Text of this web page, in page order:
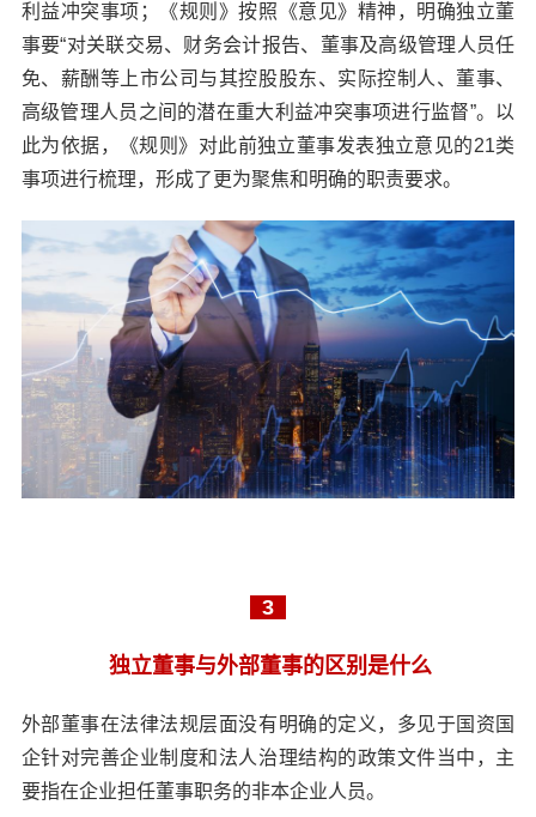
利益冲突事项；《规则》按照《意见》精神，明确独立董
事要“对关联交易、财务会计报告、董事及高级管理人员任
免、薪酬等上市公司与其控股股东、实际控制人、董事、
高级管理人员之间的潜在重大利益冲突事项进行监督”。以
此为依据，《规则》对此前独立董事发表独立意见的21类
事项进行梳理，形成了更为聚焦和明确的职责要求。
3
独立董事与外部董事的区别是什么
外部董事在法律法规层面没有明确的定义，多见于国资国
企针对完善企业制度和法人治理结构的政策文件当中，主
要指在企业担任董事职务的非本企业人员。